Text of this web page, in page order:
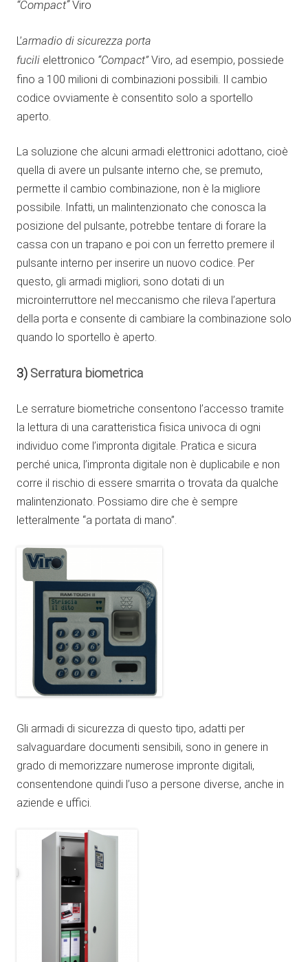
“Compact”Viro
L’armadio di sicurezza porta
fucili elettronico “Compact”Viro, ad esempio, possiede
fino a 100 milioni di combinazioni possibili. Il cambio
codice ovviamente è consentito solo a sportello
aperto.
La soluzione che alcuni armadi elettronici adottano, cioè
quella di avere un pulsante interno che, se premuto,
permette il cambio combinazione, non è la migliore
possibile. Infatti, un malintenzionato che conosca la
posizione del pulsante, potrebbe tentare di forare la
cassa con un trapano e poi con un ferretto premere il
pulsante interno per inserire un nuovo codice. Per
questo, gli armadi migliori, sono dotati di un
microinterruttore nel meccanismo che rileva l’apertura
della porta e consente di cambiare la combinazione solo
quando lo sportello è aperto.
3) Serratura biometrica
Le serrature biometriche consentono l’accesso tramite
la lettura di una caratteristica fisica univoca di ogni
individuo come l’impronta digitale. Pratica e sicura
perché unica, l’impronta digitale non è duplicabile e non
corre il rischio di essere smarrita o trovata da qualche
malintenzionato. Possiamo dire che è sempre
letteralmente “a portata di mano”.
Gli armadi di sicurezza di questo tipo, adatti per
salvaguardare documenti sensibili, sono in genere in
grado di memorizzare numerose impronte digitali,
consentendone quindi l’uso a persone diverse, anche in
aziende e uffici.